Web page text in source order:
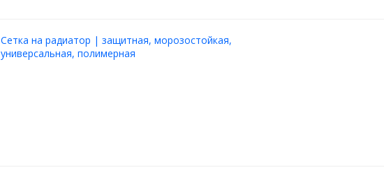
Cетка на радиатор | защитная, морозостойкая,
универсальная, полимерная